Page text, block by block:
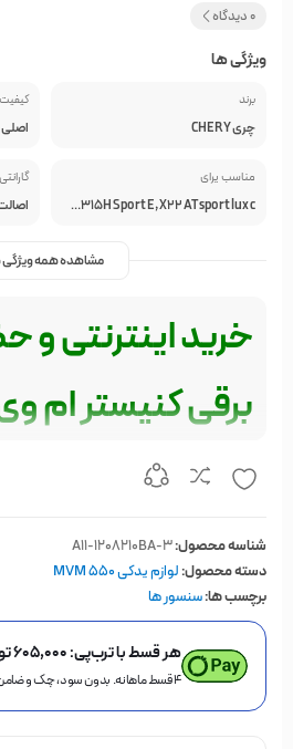
0 دیدگاه
ویژگی ها
برند
چری CHERY
کیفیت
مناسب یرای
MVM315 SD, MVM X33s SPORT , MVM X33s Double Color, MVM X22 AT, MVMX55 Excellent, MVM530, NEW MVM315 SD, MVM TIGGO5-CVT Luxury, MVM X22 MT SPORT, ARRIZO5 MT COMFORT, ARRIZO 5 TE, MVM 315+ AT, X33 S 1.5T sport, MVM X33, NEW MVM X33 MT, MVM TIGGO5-EXCELLENT-SPORT, NEW TIGGO5-CVT Excellent, ARRIZO5 IE FL2 MY, MVM550 CVT, MVM 110S MT Comfort, NEW MVM315 H Sport L, MVM X22 AT SPORT, MVM X33 5AT, MVM TIGGO5-CVT-LUXURY-SPORT, MVM550 CVT LUXURY, NEW TIGGO5-CVT Luxury, TIGGO7 DCT Excellent, Arrizo5FL Turbo IE, TIGGO8-T1A-2.0T-CVT25, ARRIZO6 PRO Excellent, TIGGO, NEW MVM X33 CVT, MVM550 MT, MVM 110S MT Luxury, ARRIZO5 cvt EXCELLENT, MVM315 H, MVM TIGGO5-CVT Excellent, NEW MVM315 H Sport, MVM X33s, MVM550 MT LUXURY, TIGGO7 DCT Luxury, MVMX55 Excellent Sport, X22 MT sport lux, Tiggo 5 T, NEW MVM315 H, MVM X22 MT, ARRIZO5 cvt LUXURY, New MVM315H Sport E, X22 AT sport lux c
گارانتی
مشاهده همه ویژگی
خرید اینترنتی و
برقی کنیستر ام وی
شناسه محصول:A11-1208210BA-3
دسته محصول:لوازم یدکی MVM 550
برچسب ها:سنسور ها
هر قسط با ترب‌پی:۶۰۵,۰۰۰
۴ قسط ماهانه. بدون سود، چک و ضامن.